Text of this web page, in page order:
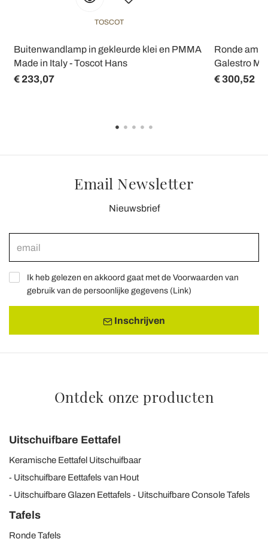
TOSCOT
Buitenwandlamp in gekleurde klei en PMMA
Made in Italy - Toscot Hans
€ 233,07
Ronde
Galestro
€ 300,52
Email Newsletter
Nieuwsbrief
Ik heb gelezen en akkoord gaat met de Voorwaarden van
gebruik van de persoonlijke gegevens (Link)
Inschrijven
Ontdek onze producten
Uitschuifbare Eettafel
Keramische Eettafel Uitschuifbaar
Uitschuifbare Eettafels van Hout
Uitschuifbare Glazen Eettafels
Uitschuifbare Console Tafels
Tafels
Ronde Tafels